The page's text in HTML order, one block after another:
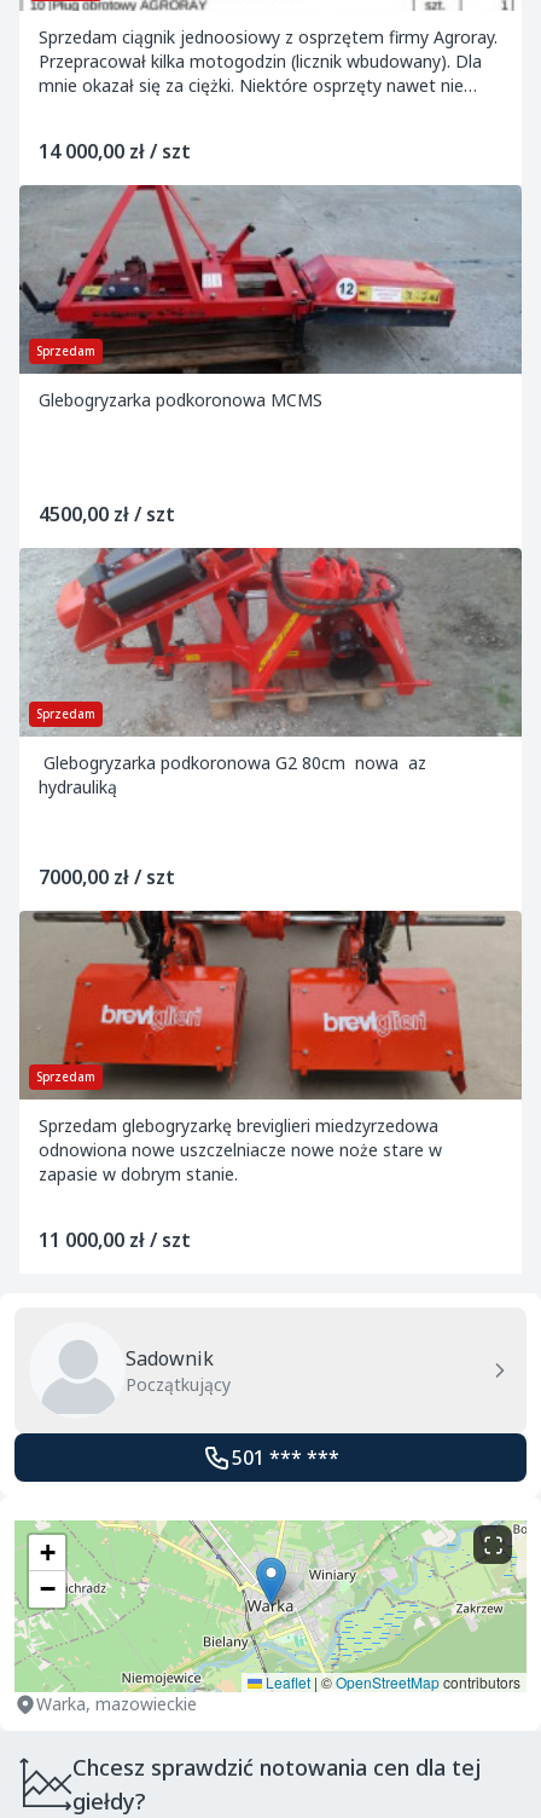
Sprzedam ciągnik jednoosiowy z osprzętem firmy Agroray.
Przepracował kilka motogodzin (licznik wbudowany). Dla
mnie okazał się za ciężki. Niektóre osprzęty nawet nie
14 000,00 zł / szt
Sprzedam
Glebogryzarka podkoronowa MCMS
4500,00 zł / szt
Sprzedam
Glebogryzarka podkoronowa G2 80cm nowa az
hydrauliką
7000,00 zł / szt
Sprzedam
Sprzedam glebogryzarkę breviglieri miedzyrzedowa
odnowiona nowe uszczelniacze nowe noże stare w
zapasie w dobrym stanie.
11 000,00 zł / szt
Sadownik
Początkujący
501 *** ***
+
−
Leaflet | ©OpenStreetMapcontributors
Warka, mazowieckie
Chcesz sprawdzić notowania cen dla tej
giełdy?